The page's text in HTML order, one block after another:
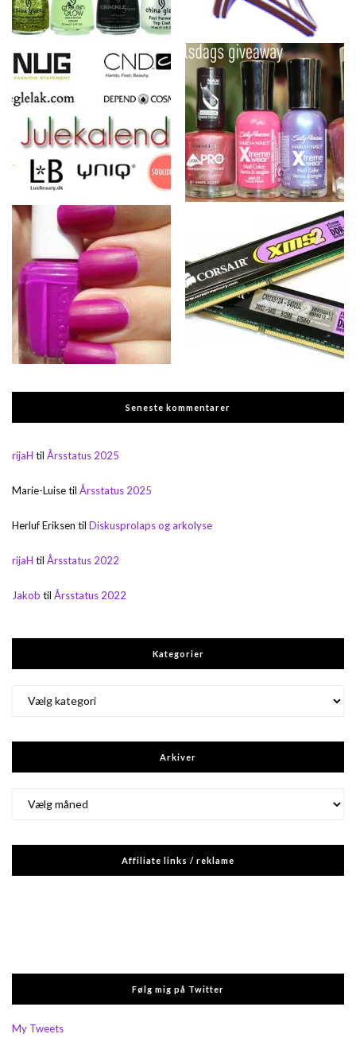
Seneste kommentarer
rijaH til Årsstatus 2025
Marie-Luisetil Årsstatus 2025
Herluf Eriksen til Diskusprolaps og arkolyse
rijaH til Årsstatus 2022
Jakob til Årsstatus 2022
Kategorier
Arkiver
Affiliate links / reklame
Følg mig på Twitter
My Tweets